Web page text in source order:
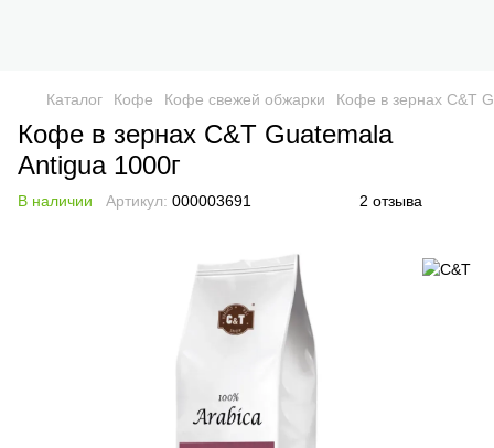
Каталог Кофе Кофе свежей обжарки Кофе в зернах C&T
Кофе в зернах C&T Guatemala
Antigua 1000г
В наличии Артикул: 000003691 2 отзыва